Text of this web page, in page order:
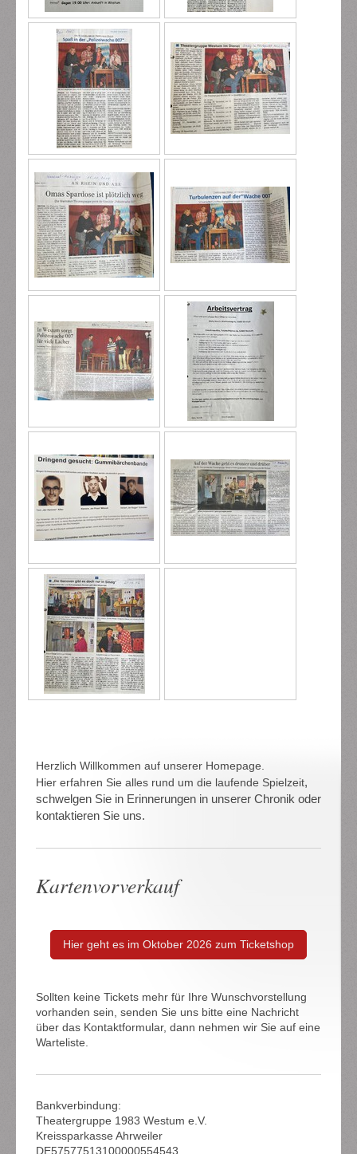
Herzlich Willkommen auf unserer Homepage.
Hier erfahren Sie alles rund um die laufende Spielzeit,
schwelgen Sie in Erinnerungen in unserer Chronik oder
kontaktieren Sie uns.
Kartenvorverkauf
Hier geht es im Oktober 2026 zum Ticketshop
Sollten keine Tickets mehr für Ihre Wunschvorstellung
vorhanden sein, senden Sie uns bitte eine Nachricht
über das Kontaktformular, dann nehmen wir Sie auf eine
Warteliste.
Bankverbindung:
Theatergruppe 1983 Westum e.V.
Kreissparkasse Ahrweiler
DE57577513100000554543